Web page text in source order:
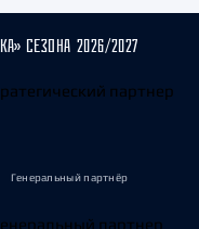
СЕЗОНА 2026/2027
Генеральный партнёр